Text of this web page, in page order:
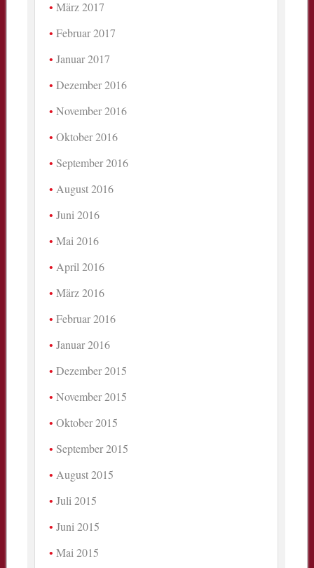
März 2017
Februar 2017
Januar 2017
Dezember 2016
November 2016
Oktober 2016
September 2016
August 2016
Juni 2016
Mai 2016
April 2016
März 2016
Februar 2016
Januar 2016
Dezember 2015
November 2015
Oktober 2015
September 2015
August 2015
Juli 2015
Juni 2015
Mai 2015